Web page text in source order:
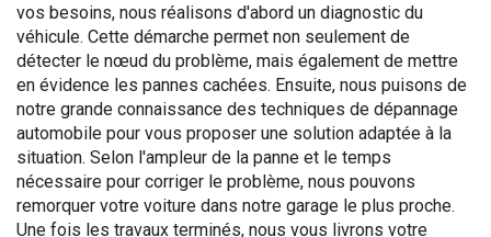
vos besoins, nous réalisons d'abord un diagnostic du
véhicule. Cette démarche permet non seulement de
détecter le nœud du problème, mais également de mettre
en évidence les pannes cachées. Ensuite, nous puisons de
notre grande connaissance des techniques de dépannage
automobile pour vous proposer une solution adaptée à la
situation. Selon l'ampleur de la panne et le temps
nécessaire pour corriger le problème, nous pouvons
remorquer votre voiture dans notre garage le plus proche.
Une fois les travaux terminés, nous vous livrons votre